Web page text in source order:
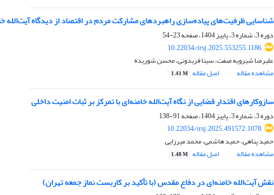
شناسایی ظرفیت‌های پیاده‌سازی راهبردهای مشارکت مردم در اقتصاد از دیدگاه آیت‌الله
دوره 3، شماره 3، پاییز 1404، صفحه
23-54
10.22034/irsj.2025.553255.1186
علیرضا شیرویه صفت، سینا فریدونی، محسن شوریده
مشاهده مقاله
اصل مقاله 1.41 M
سازوکارهای اقتدار قضایی از نگاه آیت‌الله خامنه‌ای با تمرکز بر ثبات امنیت داخلی
دوره 3، شماره 3، پاییز 1404، صفحه
91-138
10.22034/irsj.2025.491572.1078
حمید پناهی، حمید هاشمی، محمد میرزایی
مشاهده مقاله
اصل مقاله 1.48 M
نقش آیت‌الله‌ خامنه‌ای در دفاع مقدس (با تأکید بر کاربست نماز جمعه تهران)